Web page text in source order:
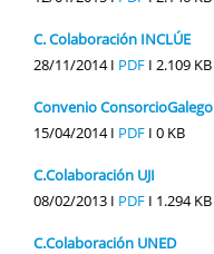
C. Colaboración INCLÚE
28/11/2014 I PDF I 2.109 KB
Convenio ConsorcioGalego
15/04/2014 I PDF I 0 KB
C.Colaboración UJI
08/02/2013 I PDF I 1.294 KB
C.Colaboración UNED